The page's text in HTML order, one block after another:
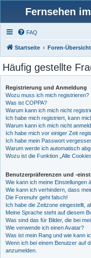
Fernsehen
FAQ
Startseite Foren-Übersicht
Häufig gestellte
Registrierung und Anmeldung
Wozu muss ich mich registrieren?
Was ist COPPA?
Warum kann ich mich nicht
Ich habe mich registriert, kann
Warum kann ich mich nicht
Ich habe mich vor einiger Zeit
Ich habe mein Passwort
Warum werde ich automatisch
Wozu ist die Funktion „Alle
Benutzerpräferenzen und -
Wie kann ich meine Einstellungen
Wie kann ich verhindern, dass
Die Forenuhr geht falsch!
Ich habe die Zeitzone eingestellt,
Meine Sprache steht auf diesem
Was sind das für Bilder, die bei
Wie verwende ich einen Avatar?
Was ist mein Rang und wie kann
Wenn ich bei einem Benutzer auf
anzumelden.